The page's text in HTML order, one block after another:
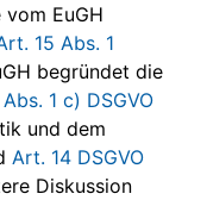
EuGH
15 Abs. 1
begründet die
1 c) DSGVO
und dem
Art. 14 DSGVO
Diskussion